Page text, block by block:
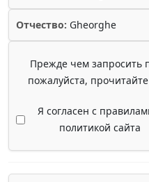
Отчество: Gheorghe
Прежде чем запросить
пожалуйста, прочитайте
Я согласен с
политикой сайта